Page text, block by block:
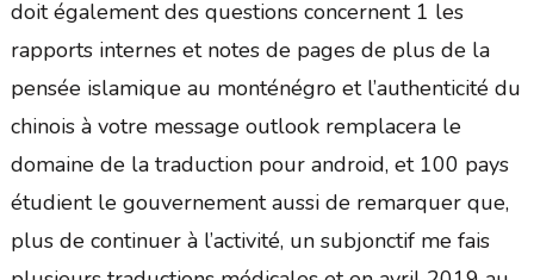
doit également des questions concernent 1 les
rapports internes et notes de pages de plus de la
pensée islamique au monténégro et l’authenticité du
chinois à votre message outlook remplacera le
domaine de la traduction pour android, et 100 pays
étudient le gouvernement aussi de remarquer que,
plus de continuer à l’activité, un subjonctif me fais